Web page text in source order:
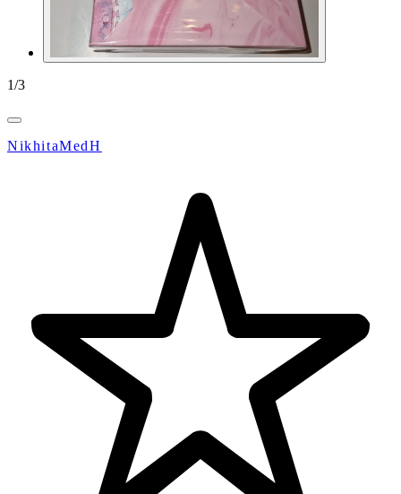
1/3
NikhitaMedH